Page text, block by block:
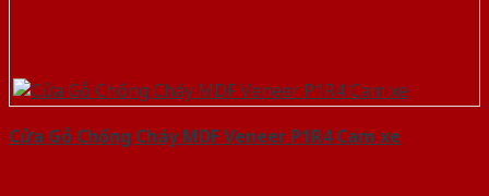
Cửa Gỗ Chống Cháy MDF Veneer P1R4 Cam xe